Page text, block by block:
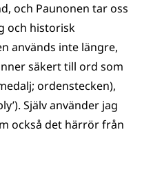
och Paunonen tar oss
och historisk
används inte längre,
säkert till ord som
ordenstecken),
Själv använder jag
också det härrör från